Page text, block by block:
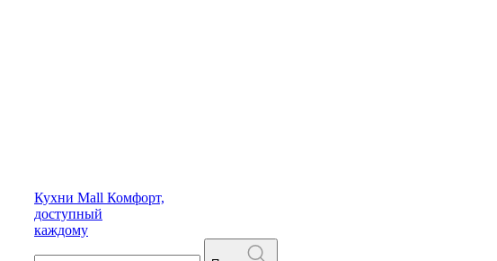
Кухни Mall Комфорт,
доступный
каждому